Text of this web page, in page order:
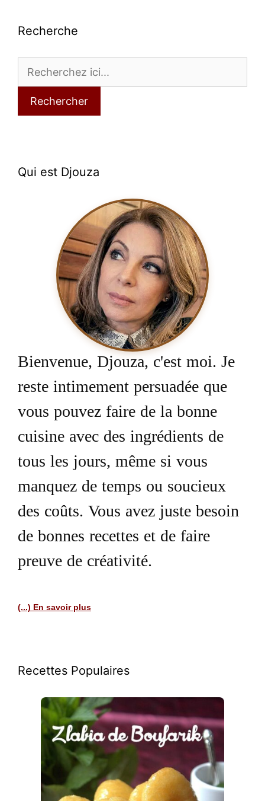
Recherche
Rechercher
Qui est Djouza
Bienvenue, Djouza, c'est moi. Je
reste intimement persuadée que
vous pouvez faire de la bonne
cuisine avec des ingrédients de
tous les jours, même si vous
manquez de temps ou soucieux
des coûts. Vous avez juste besoin
de bonnes recettes et de faire
preuve de créativité.
(...) En savoir plus
Recettes Populaires